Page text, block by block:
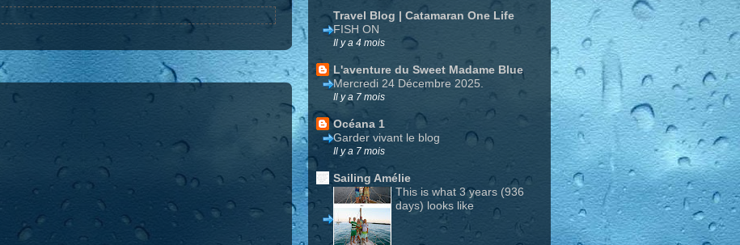
Travel Blog | Catamaran One Life
FISH ON
Il y a 4 mois
L'aventure du Sweet Madame Blue
Mercredi 24 Décembre 2025.
Il y a 7 mois
Océana 1
Garder vivant le blog
Il y a 7 mois
Sailing Amélie
This is what 3 years (936
days) looks like